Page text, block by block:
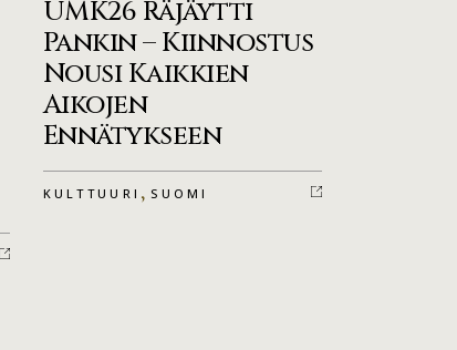
UMK26 Räjäytti
Pankin – Kiinnostus
Nousi Kaikkien
Aikojen
Ennätykseen
KULTTUURI , SUOMI